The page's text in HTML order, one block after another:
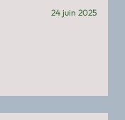
24 juin 2025